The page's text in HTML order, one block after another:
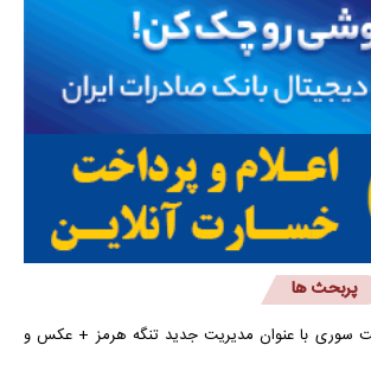
پربحث ها
سوری با عنوان مدیریت جدید تنگه هرمز + عکس و